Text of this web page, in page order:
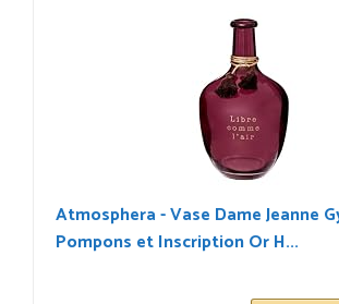
Atmosphera - Vase Dame Jeanne
Pompons et Inscription Or H...